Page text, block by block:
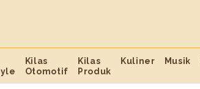
Kilas
Otomotif
Kilas
Produk
Kuliner Musik